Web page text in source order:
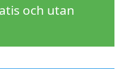
och utan